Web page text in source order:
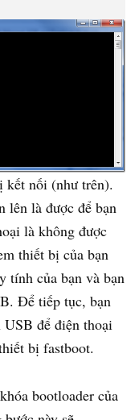
kết nối (như trên).
lên là được để bạn
là không được
thiết bị của bạn
tính của bạn và bạn
Để tiếp tục, bạn
để điện thoại
bị fastboot.
bootloader của